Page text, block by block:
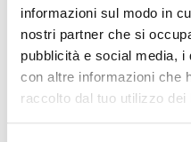
informazioni sul modo in
nostri partner che si
pubblicità e social media, i
con altre informazioni che
raccolto dal tuo utilizzo dei
pour